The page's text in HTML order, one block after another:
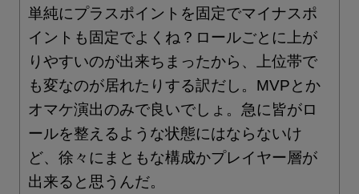
単純にプラスポイントを固定でマイナスポ
イントも固定でよくね？ロールごとに上が
りやすいのが出来ちまったから、上位帯で
も変なのが居れたりする訳だし。MVPとか
オマケ演出のみで良いでしょ。急に皆がロ
ールを整えるような状態にはならないけ
ど、徐々にまともな構成かプレイヤー層が
出来ると思うんだ。